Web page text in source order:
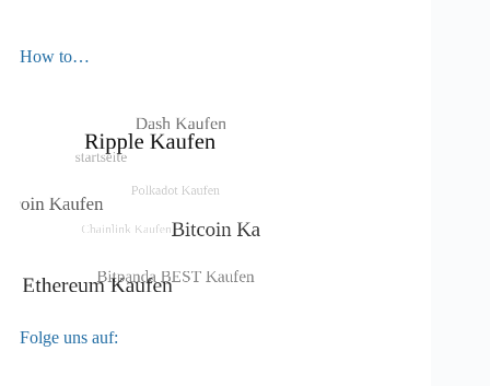
How to…
Folge uns auf: